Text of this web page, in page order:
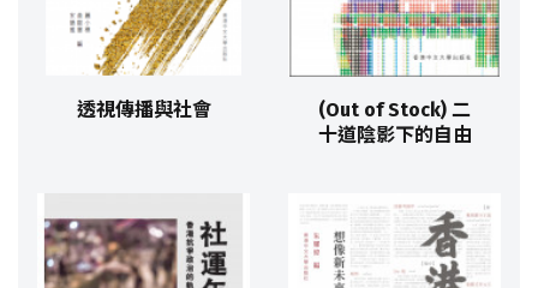
透視傳播與社會
(Out of Stock) 二
十道陰影下的自由